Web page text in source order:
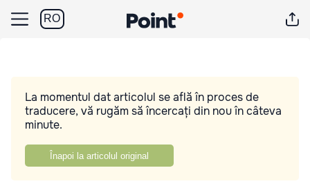
RO
La momentul dat articolul se află în proces de
traducere, vă rugăm să încercați din nou în câteva
minute.
Înapoi la articolul original